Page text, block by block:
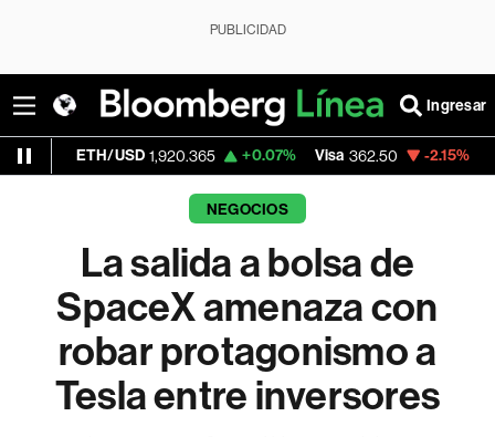
PUBLICIDAD
Ingresar
1,920.365 +0.07% Visa 362.50 -2.15% MercadoLibre
NEGOCIOS
La salida a bolsa de
SpaceX amenaza con
robar protagonismo a
Tesla entre inversores